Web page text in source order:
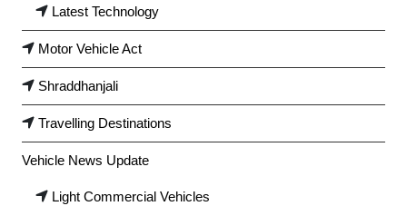
Latest Technology
Motor Vehicle Act
Shraddhanjali
Travelling Destinations
Vehicle News Update
Light Commercial Vehicles